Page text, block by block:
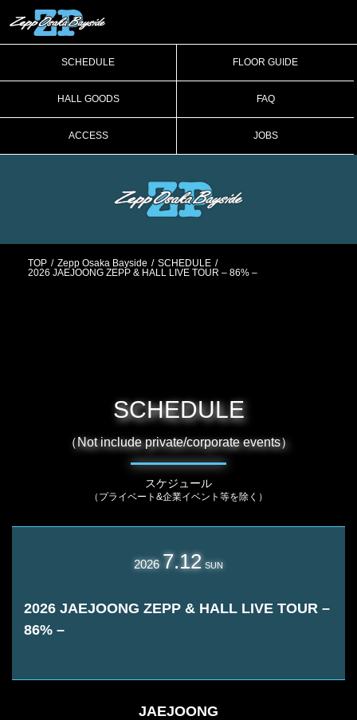
SCHEDULE FLOOR GUIDE
HALL GOODS FAQ
ACCESS JOBS
TOP Zepp Osaka Bayside
SCHEDULE
2026 JAEJOONG ZEPP & HALL LIVE TOUR – 86% –
SCHEDULE
（Not include private/corporate events）
スケジュール
（プライベート&企業イベント等を除く）
2026 7.12 SUN
2026 JAEJOONG ZEPP & HALL LIVE TOUR –
86% –
JAEJOONG